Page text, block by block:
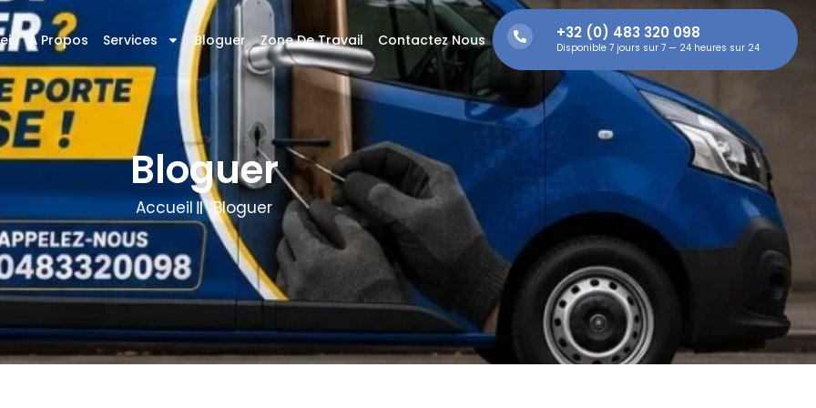
À Propos Services Bloguer Zone De Travail Contactez Nous +32 (0) 483 320 098
Disponible 7 jours sur 7 — 24 heures sur 24
Bloguer
Accueil Bloguer